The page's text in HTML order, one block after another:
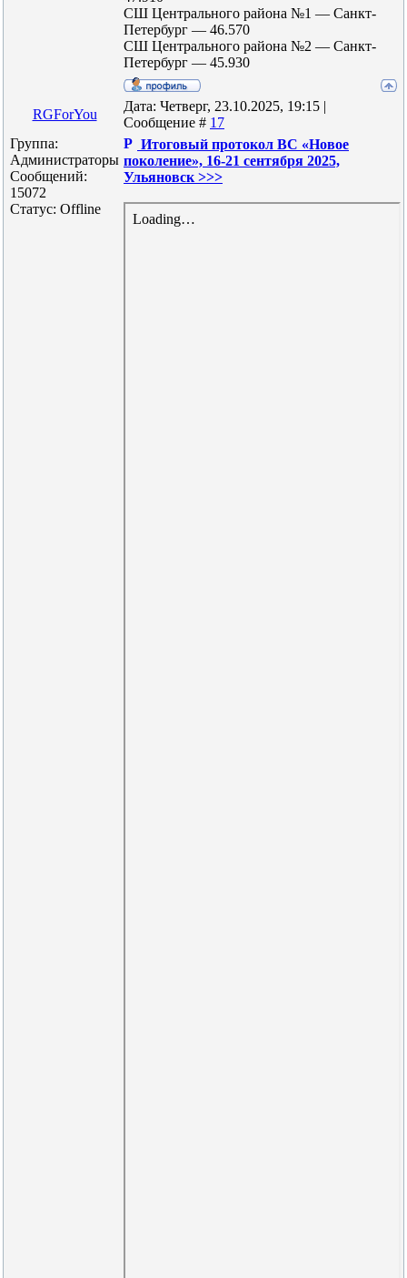
СШ Центрального района №1 — Санкт-
Петербург — 46.570
СШ Центрального района №2 — Санкт-
Петербург — 45.930
RGForYou
Дата: Четверг, 23.10.2025, 19:15 |
Сообщение # 17
Группа:
Администраторы
Сообщений:
15072
Статус: Offline
Итоговый протокол ВС «Новое
поколение», 16-21 сентября 2025,
Ульяновск >>>